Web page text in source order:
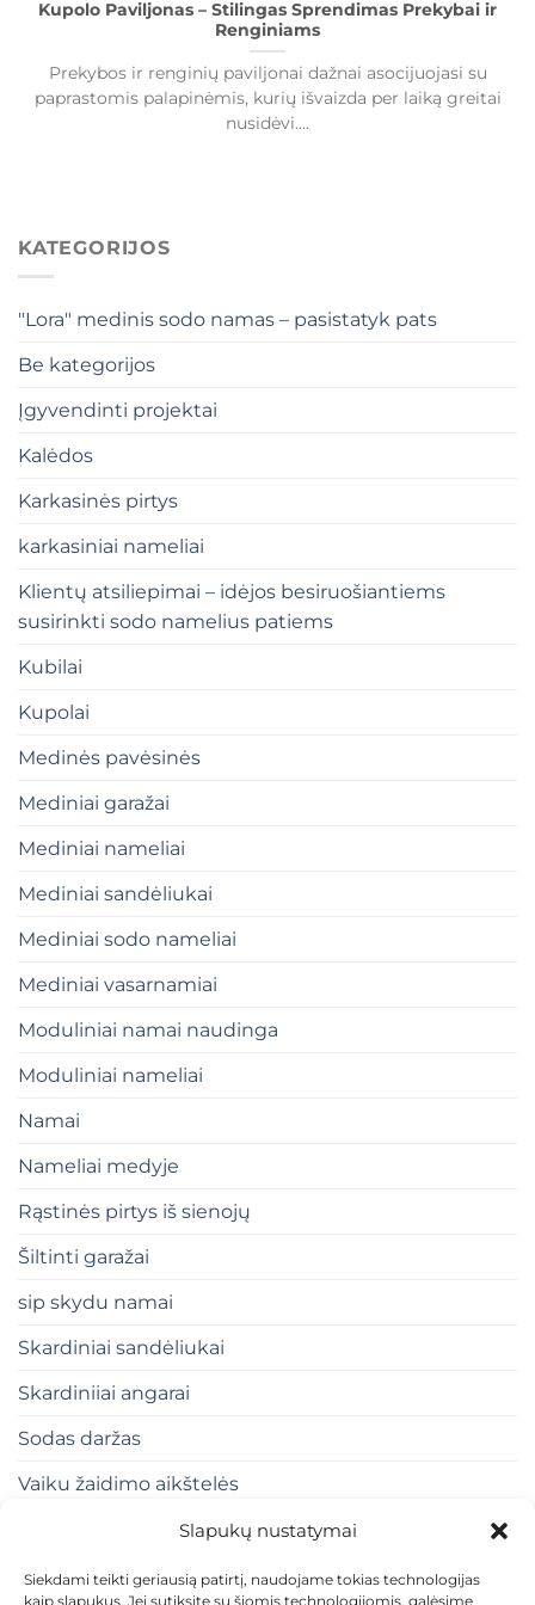
Slapukų nustatymai
Siekdami teikti geriausią patirtį, naudojame tokias technologijas
kaip slapukus. Jei sutiksite su šiomis technologijomis, galėsime
Kupolo Paviljonas – Stilingas Sprendimas Prekybai ir
Renginiams
Prekybos ir renginių paviljonai dažnai asocijuojasi su
paprastomis palapinėmis, kurių išvaizda per laiką greitai
nusidėvi....
KATEGORIJOS
"Lora" medinis sodo namas – pasistatyk pats
Be kategorijos
Įgyvendinti projektai
Kalėdos
Karkasinės pirtys
karkasiniai nameliai
Klientų atsiliepimai – idėjos besiruošiantiems
susirinkti sodo namelius patiems
Kubilai
Kupolai
Medinės pavėsinės
Mediniai garažai
Mediniai nameliai
Mediniai sandėliukai
Mediniai sodo nameliai
Mediniai vasarnamiai
Moduliniai namai naudinga
Moduliniai nameliai
Namai
Nameliai medyje
Rąstinės pirtys iš sienojų
Šiltinti garažai
sip skydu namai
Skardiniai sandėliukai
Skardiniiai angarai
Sodas daržas
Vaiku žaidimo aikštelės